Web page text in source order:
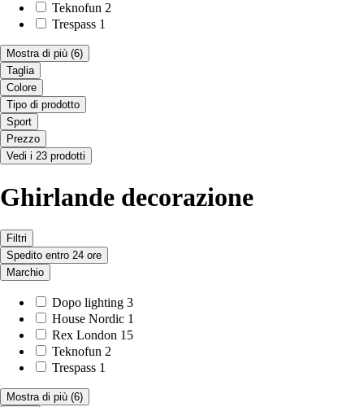
Teknofun 2
Trespass 1
Mostra di più (6)
Taglia
Colore
Tipo di prodotto
Sport
Prezzo
Vedi i 23 prodotti
Ghirlande decorazione
Filtri
Spedito entro 24 ore
Marchio
Dopo lighting 3
House Nordic 1
Rex London 15
Teknofun 2
Trespass 1
Mostra di più (6)